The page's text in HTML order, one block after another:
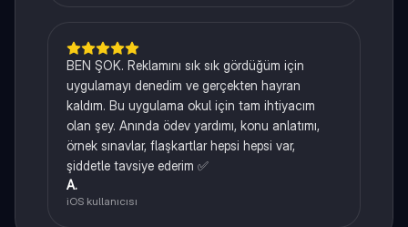
BEN ŞOK. Reklamını sık sık gördüğüm için
uygulamayı denedim ve gerçekten hayran
kaldım. Bu uygulama okul için tam ihtiyacım
olan şey. Anında ödev yardımı, konu anlatımı,
örnek sınavlar, flaşkartlar hepsi hepsi var,
şiddetle tavsiye ederim ✅
A.
iOS kullanıcısı